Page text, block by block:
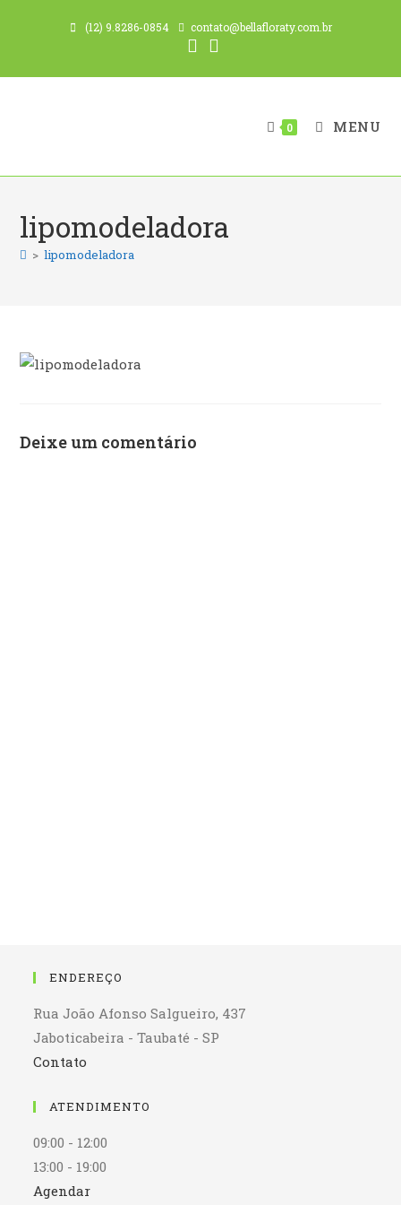
conteúdo
(12) 9.8286-0854 contato@bellafloraty.com.br
0 MENU
lipomodeladora
> lipomodeladora
Deixe um comentário
ENDEREÇO
Rua João Afonso Salgueiro, 437
Jaboticabeira - Taubaté - SP
Contato
ATENDIMENTO
09:00 - 12:00
13:00 - 19:00
Agendar